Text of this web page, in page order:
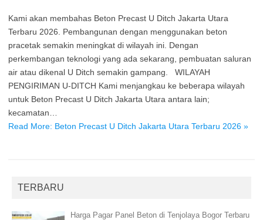
Kami akan membahas Beton Precast U Ditch Jakarta Utara
Terbaru 2026. Pembangunan dengan menggunakan beton
pracetak semakin meningkat di wilayah ini. Dengan
perkembangan teknologi yang ada sekarang, pembuatan saluran
air atau dikenal U Ditch semakin gampang. WILAYAH
PENGIRIMAN U-DITCH Kami menjangkau ke beberapa wilayah
untuk Beton Precast U Ditch Jakarta Utara antara lain;
kecamatan…
Read More: Beton Precast U Ditch Jakarta Utara Terbaru 2026 »
TERBARU
Harga Pagar Panel Beton di Tenjolaya Bogor Terbaru